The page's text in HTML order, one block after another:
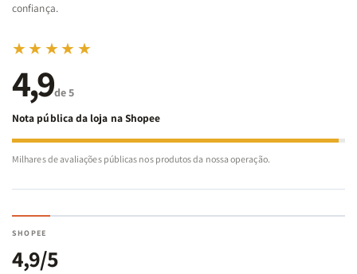
confiança.
★★★★★
4,9de 5
Nota pública da loja na Shopee
Milhares de avaliações públicas nos produtos da nossa operação.
SHOPEE
4,9/5